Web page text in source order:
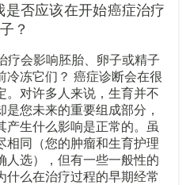
否应该在开始癌症治疗
？
会影响胚胎、卵子或精子
冷冻它们？ 癌症诊断会在很
。对许多人来说，生育并不
您未来的重要组成部分，
产生什么影响是正常的。虽
相同（您的肿瘤和生育护理
人选），但有一些一般性的
什么在治疗过程的早期经常